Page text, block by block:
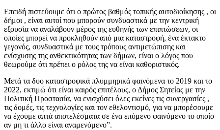
Επειδή πιστεύουμε ότι ο πρώτος βαθμός τοπικής αυτοδιοίκησης , οι
δήμοι , είναι αυτοί που μπορούν συνδυαστικά με την κεντρική
εξουσία να αναλάβουν μέρος της ευθηνής των επιπτώσεων, οι
οποίες μπορεί να προκληθούν από μια καταστροφή, ένα έκτακτο
γεγονός, συνδυαστικά με τους τρόπους αντιμετώπισης και
ενίσχυσης της ανθεκτικότητας των δήμων, είναι ο λόγος που
θεωρούμε ότι πρέπει ο ρόλος της να είναι καθοριστικός.
Μετά τα δυο καταστροφικά πλυμμηρικά φαινόμενα το 2019 και το
2022, εκτιμώ ότι είναι καιρός επιτέλους, ο Δήμος Σητείας με την
Πολιτική Προστασία, να ενισχύσει όλες εκείνες τις συνεργασίες ,
τις δομές, τις τεχνολογίες και τον εθελοντισμό, για να μπορέσουμε
να έχουμε απτά αποτελέσματα σε ένα επόμενο φαινόμενο το οποίο
αν μη τι άλλο είναι αναμενόμενο”.